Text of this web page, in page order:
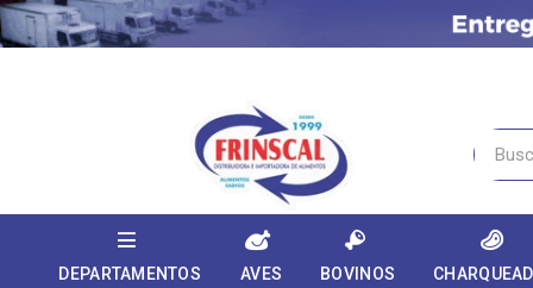
DEPARTAMENTOS AVES BOVINOS